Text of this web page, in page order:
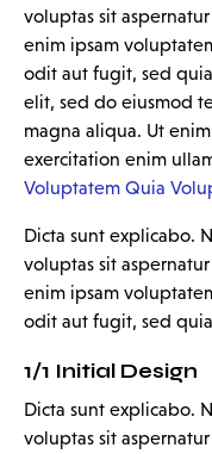
voluptas sit
enim ipsam
odit aut fugit, sed
elit, sed do eiusmod
magna aliqua. Ut
exercitation enim
Voluptatem Quia
Dicta sunt explicabo.
voluptas sit
enim ipsam
odit aut fugit, sed
1/1 Initial Design
Dicta sunt explicabo.
voluptas sit